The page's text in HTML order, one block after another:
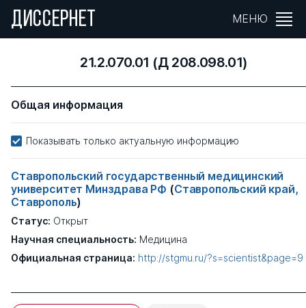
ДИССЕРНЕТ МЕНЮ
21.2.070.01 (Д 208.098.01)
Общая информация
Показывать только актуальную информацию
Ставропольский государственный медицинский
университет Минздрава РФ (Ставропольский край,
Ставрополь)
Статус: Открыт
Научная специальность: Медицина
Официальная страница: http://stgmu.ru/?s=scientist&page=9